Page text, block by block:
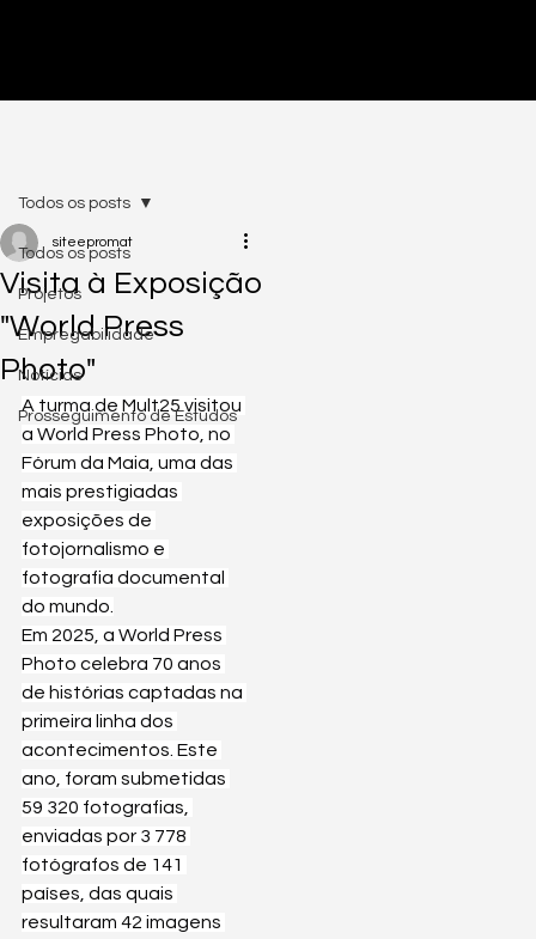
Todos os posts
Projetos
Empregabilidade
Notícias
Prosseguimento de Estudos
Todos os posts
Visita à Exposição
"World Press
Photo"
siteepromat
A turma de Mult25 visitou
a World Press Photo, no
Fórum da Maia, uma das
mais prestigiadas
exposições de
fotojornalismo e
fotografia documental
do mundo.
Em 2025, a World Press
Photo celebra 70 anos
de histórias captadas na
primeira linha dos
acontecimentos. Este
ano, foram submetidas
59 320 fotografias,
enviadas por 3 778
fotógrafos de 141
países, das quais
resultaram 42 imagens